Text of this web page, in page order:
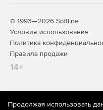
© 1993—2026 Softline
Условия использования
Политика
Правила продажи
14+
На информационном
Продолжая использовать